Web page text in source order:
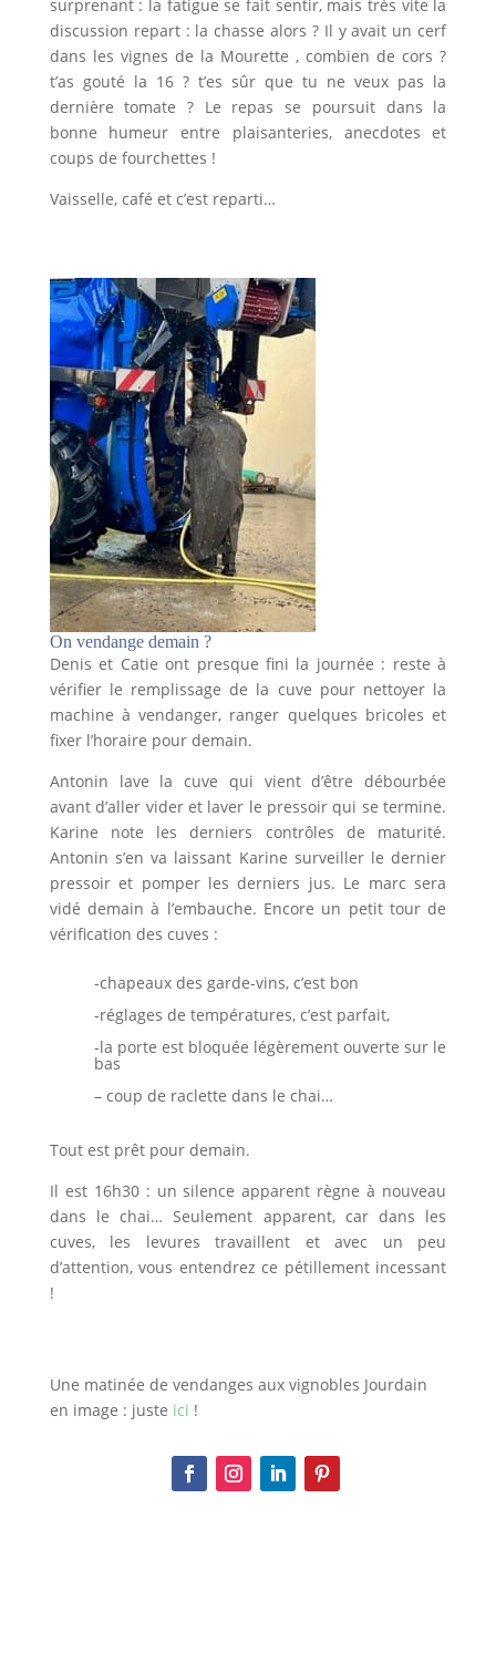
surprenant : la fatigue se fait sentir, mais très vite la
discussion repart : la chasse alors ? Il y avait un cerf
dans les vignes de la Mourette , combien de cors ?
t’as gouté la 16 ? t’es sûr que tu ne veux pas la
dernière tomate ? Le repas se poursuit dans la
bonne humeur entre plaisanteries, anecdotes et
coups de fourchettes !
Vaisselle, café et c’est reparti…
On vendange demain ?
Denis et Catie ont presque fini la journée : reste à
vérifier le remplissage de la cuve pour nettoyer la
machine à vendanger, ranger quelques bricoles et
fixer l’horaire pour demain.
Antonin lave la cuve qui vient d’être débourbée
avant d’aller vider et laver le pressoir qui se termine.
Karine note les derniers contrôles de maturité.
Antonin s’en va laissant Karine surveiller le dernier
pressoir et pomper les derniers jus. Le marc sera
vidé demain à l’embauche. Encore un petit tour de
vérification des cuves :
-chapeaux des garde-vins, c’est bon
-réglages de températures, c’est parfait,
-la porte est bloquée légèrement ouverte sur le
bas
– coup de raclette dans le chai…
Tout est prêt pour demain.
Il est 16h30 : un silence apparent règne à nouveau
dans le chai… Seulement apparent, car dans les
cuves, les levures travaillent et avec un peu
d’attention, vous entendrez ce pétillement incessant
!
Une matinée de vendanges aux vignobles Jourdain
en image : juste ici !